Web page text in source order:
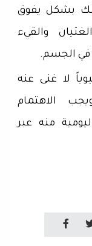
بشكل يفوق
والقيء
الجسم.
لا غنى عنه
الاهتمام
منه عبر